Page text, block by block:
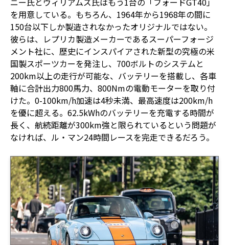
を用意している。もちろん、1964年から1968年の間に
150台以下しか製造されなかったオリジナルではない。
彼らは、レプリカ製造メーカーであるスーパーフォージ
メント社に、歴史にインスパイアされた新型の究極の米
国製スポーツカーを発注し、700ボルトのシステムと
200km以上の走行が可能な、バッテリーを搭載し、各車
軸に合計出力800馬力、800Nmの電動モーターを取り付
けた。0-100km/h加速は4秒未満、最高速度は200km/h
を優に超える。62.5kWhのバッテリーを充電する時間が
長く、航続距離が300km強と限られているという問題が
なければ、ル・マン24時間レースを完走できるだろう。